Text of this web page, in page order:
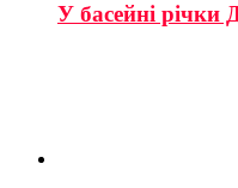
У басейні річки